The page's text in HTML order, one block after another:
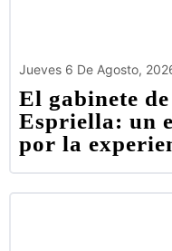
Jueves 6 De Agosto,
El gabinete
Espriella: un
por la